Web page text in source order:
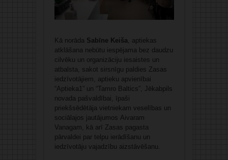
Kā norāda Sabīne Keiša, aptiekas
atklāšana nebūtu iespējama bez daudzu
cilvēku un organizāciju iesaistes un
atbalsta, sakot sirsnīgu paldies Zasas
iedzīvotājiem, aptieku apvienībai
“Aptieka1” un “Tamro Baltics”, Jēkabpils
novada pašvaldībai, īpaši
priekšsēdētāja vietniekam veselības un
sociālajos jautājumos Aivaram
Vanagam, kā arī Zasas pagasta
pārvaldei par telpu ierādīšanu un
iedzīvotāju vajadzību aizstāvēšanu.